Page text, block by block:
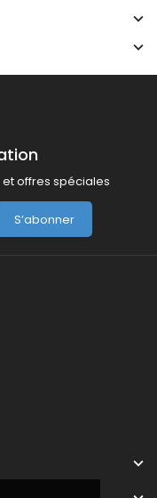
offres spéciales
S’abonner